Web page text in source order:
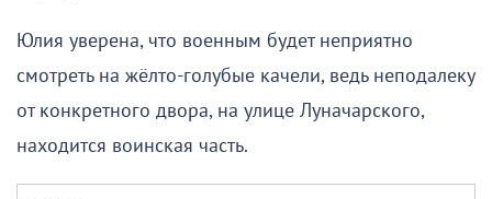
Юлия уверена, что военным будет неприятно
смотреть на жёлто-голубые качели, ведь неподалеку
от конкретного двора, на улице Луначарского,
находится воинская часть.